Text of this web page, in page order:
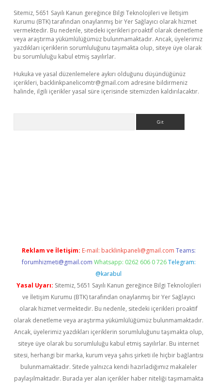
Sitemiz, 5651 Sayılı Kanun gereğince Bilgi Teknolojileri ve İletişim
Kurumu (BTK) tarafından onaylanmış bir Yer Sağlayıcı olarak hizmet
vermektedir. Bu nedenle, sitedeki içerikleri proaktif olarak denetleme
veya araştırma yükümlülüğümüz bulunmamaktadır. Ancak, üyelerimiz
yazdıkları içeriklerin sorumluluğunu taşımakta olup, siteye üye olarak
bu sorumluluğu kabul etmiş sayılırlar.
Hukuka ve yasal düzenlemelere aykırı olduğunu düşündüğünüz
içerikleri, backlinkpanelicomtr@gmail.com adresine bildirmeniz
halinde, ilgili içerikler yasal süre içerisinde sitemizden kaldırılacaktır.
Reklam ve İletişim: E-mail: backlinkpaneli@gmail.com Teams:
forumhizmeti@gmail.com Whatsapp: 0262 606 0 726 Telegram:
@karabul
Yasal Uyarı: Sitemiz, 5651 Sayılı Kanun gereğince Bilgi Teknolojileri
ve İletişim Kurumu (BTK) tarafından onaylanmış bir Yer Sağlayıcı
olarak hizmet vermektedir. Bu nedenle, sitedeki içerikleri proaktif
olarak denetleme veya araştırma yükümlülüğümüz bulunmamaktadır.
Ancak, üyelerimiz yazdıkları içeriklerin sorumluluğunu taşımakta olup,
siteye üye olarak bu sorumluluğu kabul etmiş sayılırlar. Bu internet
sitesi, herhangi bir marka, kurum veya şahıs şirketi ile hiçbir bağlantısı
bulunmamaktadır. Sitede yalnızca kendi hazırladığımız makaleler
paylaşılmaktadır. Burada yer alan içerikler haber niteliği taşımamakta